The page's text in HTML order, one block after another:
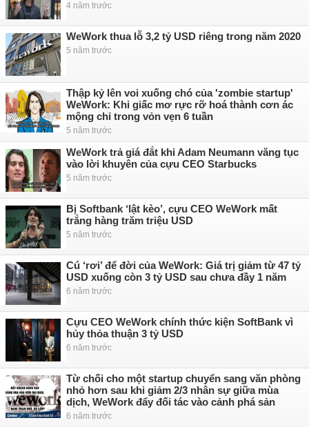
4 năm trước
WeWork thua lỗ 3,2 tỷ USD riêng trong năm 2020
5 năm trước
Thập kỷ lên voi xuống chó của 'zombie startup'
WeWork: Khi giấc mơ rực rỡ hoá thành cơn ác
mộng chỉ trong vỏn vẹn 6 tuần
5 năm trước
WeWork trả giá đắt khi Adam Neumann văng tục
vào lời khuyên của cựu CEO Starbucks
5 năm trước
Bị Softbank ‘lật kèo’, cựu CEO WeWork mất
trắng hàng trăm triệu USD
5 năm trước
Cú ‘rơi’ để đời của WeWork: Giá trị giảm từ 47 tỷ
USD xuống còn 3 tỷ USD sau chưa đầy 1 năm
6 năm trước
Cựu CEO WeWork chính thức kiện SoftBank vì
hủy thỏa thuận 3 tỷ USD
6 năm trước
Từ chối cho một startup chuyển sang văn phòng
nhỏ hơn sau khi giảm 2/3 nhân sự giữa mùa
dịch, WeWork đẩy đối tác vào cảnh phá sản
6 năm trước